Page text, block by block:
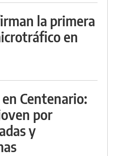
la primera
en
Centenario:
por
y